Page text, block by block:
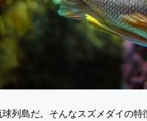
列島だ。そんなスズメダイの特